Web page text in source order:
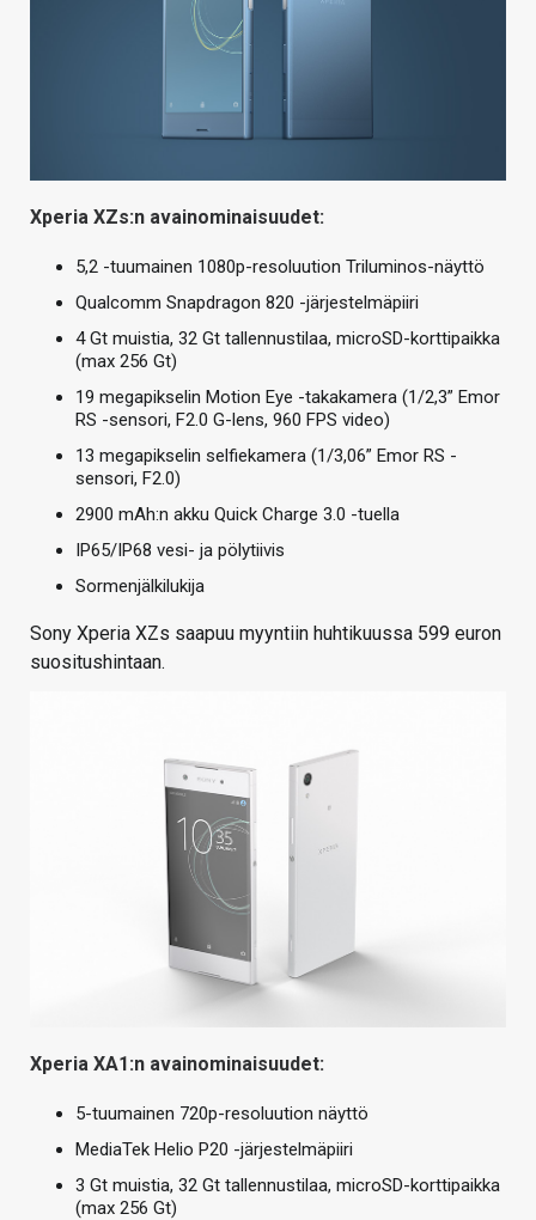
Xperia XZs:n avainominaisuudet:
5,2 -tuumainen 1080p-resoluution Triluminos-näyttö
Qualcomm Snapdragon 820 -järjestelmäpiiri
4 Gt muistia, 32 Gt tallennustilaa, microSD-korttipaikka
(max 256 Gt)
19 megapikselin Motion Eye -takakamera (1/2,3” Emor
RS -sensori, F2.0 G-lens, 960 FPS video)
13 megapikselin selfiekamera (1/3,06” Emor RS -
sensori, F2.0)
2900 mAh:n akku Quick Charge 3.0 -tuella
IP65/IP68 vesi- ja pölytiivis
Sormenjälkilukija
Sony Xperia XZs saapuu myyntiin huhtikuussa 599 euron
suositushintaan.
Xperia XA1:n avainominaisuudet:
5-tuumainen 720p-resoluution näyttö
MediaTek Helio P20 -järjestelmäpiiri
3 Gt muistia, 32 Gt tallennustilaa, microSD-korttipaikka
(max 256 Gt)